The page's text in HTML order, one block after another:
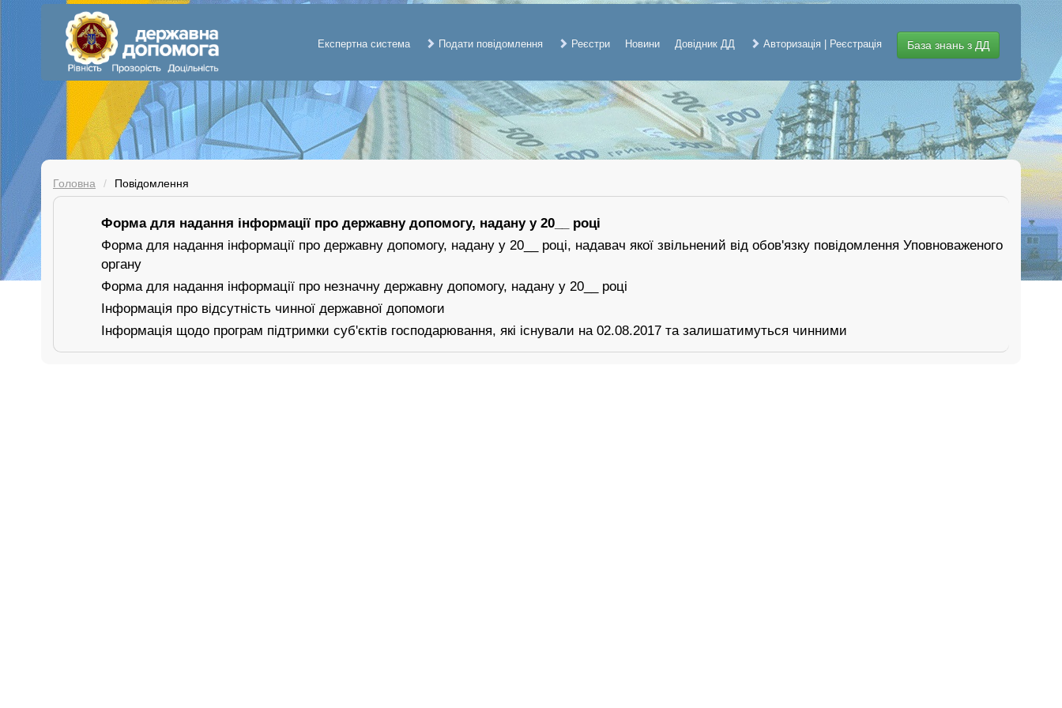
Експертна система Подати повідомлення Реєстри Новини Довідник ДД Авторизація | Реєстрація База знань з ДД
Головна Повідомлення
Форма для надання інформації про державну допомогу, надану у 20__ році
Форма для надання інформації про державну допомогу, надану у 20__ році, надавач якої звільнений від обов'язку повідомлення Уповноваженого
органу
Форма для надання інформації про незначну державну допомогу, надану у 20__ році
Інформація про відсутність чинної державної допомоги
Інформація щодо програм підтримки суб'єктів господарювання, які існували на 02.08.2017 та залишатимуться чинними